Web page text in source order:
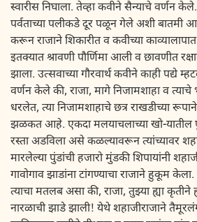
स्वारीस निघाला. तेव्हा कवीने सैन्याचे वर्णन
पर्वताच्या पलीकडे दूर पळून गेले अशी बातमी
करून राजाने शिकारीत व कवीच्या
इतक्यात श्रावणी पौर्णिमा आली व छावणीत
झाला. उत्सवाच्या गौरवार्थ कवीने काही पद्ये
वर्णन केले की, राजा, मागे निजामशाहा व
धरलेत, त्या निजामशाहाचे छत्र राखडीच्या
झळकत आहे. एकदा मलयाचलाच्या खो-यातील
रस्ता अडविला असे कळल्यावरून त्यांच्यावर
मारलेल्या पुंडांची हजारो मुंडकी शिपायांनी
गावोगाव झाडांना टांगण्याचा राजाने हुकूम
त्याचा मतलब असा की, राजा, तुझ्या ह्या कृतीने
नारळाची झाडे झाली! येथे शहाजीराजाने